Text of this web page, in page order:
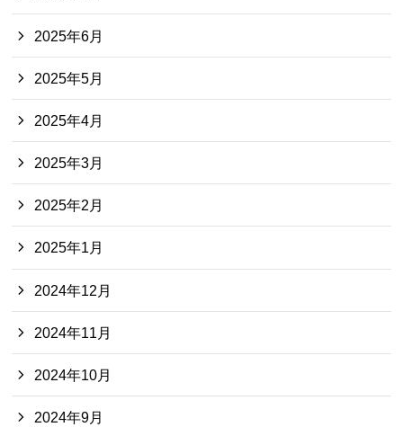
2025年6月
2025年5月
2025年4月
2025年3月
2025年2月
2025年1月
2024年12月
2024年11月
2024年10月
2024年9月